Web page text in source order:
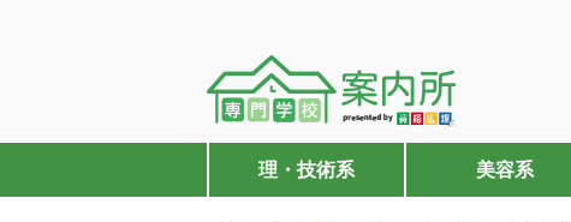
理・技術系 美容系